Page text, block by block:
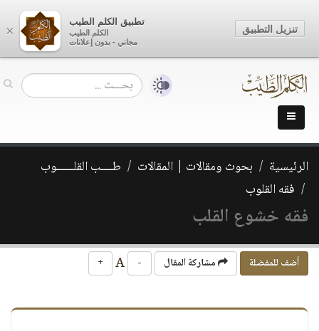
الرئيسية بحوث ومقالات | المقالات
طــــب القلــــــوب
فقه القلوب
فقه خشوع القلب
أضف للمفضلة مشاركة المقال -
+
×
تطبيق الكلم الطيب
الكلم الطيب
مجاني - بدون إعلانات
تنزيل التطبيق